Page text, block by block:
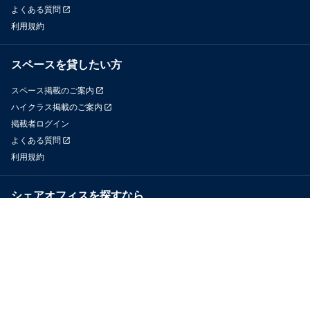
よくある質問
利用規約
スペースを貸したい方
スペース掲載のご案内
ハイクラス掲載のご案内
掲載者ログイン
よくある質問
利用規約
シェアオフィスを探すなら